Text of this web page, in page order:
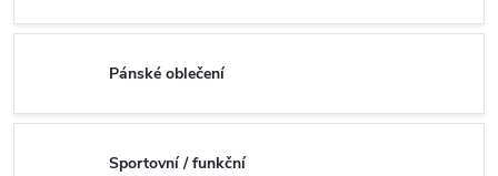
Pánské oblečení
Sportovní / funkční